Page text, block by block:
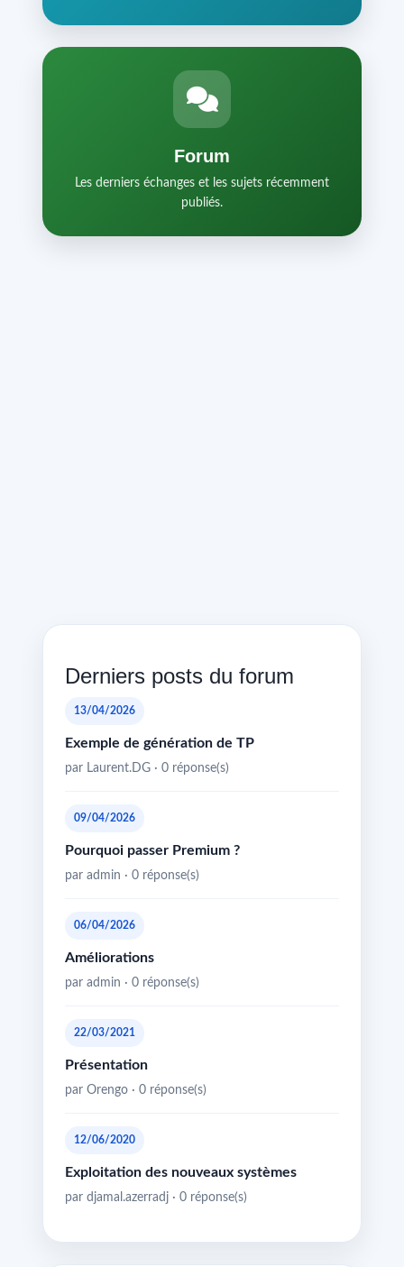
Forum
Les derniers échanges et les sujets récemment
publiés.
Derniers posts du forum
13/04/2026
Exemple de génération de TP
par Laurent.DG · 0 réponse(s)
09/04/2026
Pourquoi passer Premium ?
par admin · 0 réponse(s)
06/04/2026
Améliorations
par admin · 0 réponse(s)
22/03/2021
Présentation
par Orengo · 0 réponse(s)
12/06/2020
Exploitation des nouveaux systèmes
par djamal.azerradj · 0 réponse(s)